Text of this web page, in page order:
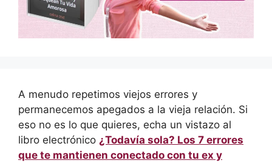
A menudo repetimos viejos errores y
permanecemos apegados a la vieja relación. Si
eso no es lo que quieres, echa un vistazo al
libro electrónico ¿Todavía sola? Los 7 errores
que te mantienen conectado con tu ex y